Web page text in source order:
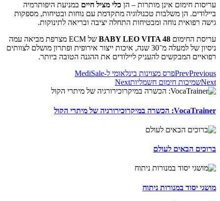
עריסות חימום אינן מותרות – הן כלי מציל חיים במניעת היפותרמיה
ביילודים. הן משלבות טכנולוגיה מתקדמת עם נוחות ובטיחות, מספקות
גישה רפואית נוחה ומבטיחות התחלה יציבה ובריאה לתינוקות.
עריסת החימום BABY LEO VITA 48
של ECM מצרפת מביאה עמה
ניסיון של למעלה מ־30 שנה, איכות ייצור אירופית ופתרון מושלם לצוותים
רפואיים המבקשים להעניק ליילודים את ההגנה הטובה ביותר.
PrevPrevious
פרס מצוינות בינלאומי ל-MediSale
Nextשמיכות חימום חשמליותNext
VocaTrainer: הכשרה במיקרוכירורגיה של מיתרי הקול
ברוכים הבאים לעולם
מושגי יסוד במנורות ניתוח